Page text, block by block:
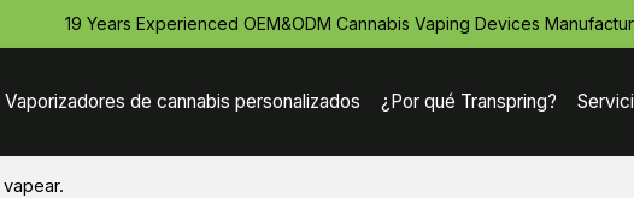
19 Years Experienced OEM&ODM Cannabis Vaping Devices
Vaporizadores de cannabis personalizados ¿Por qué Transpring?